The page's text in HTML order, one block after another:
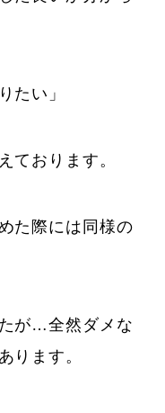
たい」
ております。
た際には同様の
が…全然ダメな
ります。